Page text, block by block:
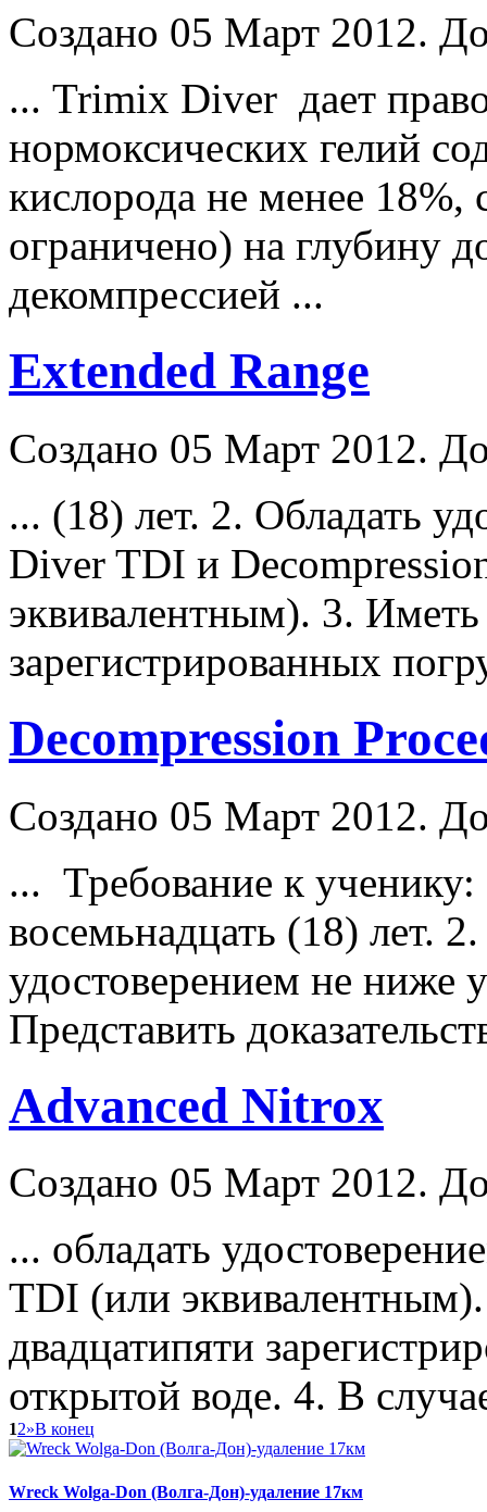
Создано 05 Март 2012.
... Trimix Diver дает
нормоксических гелий
кислорода не менее 18%,
ограничено) на глубину
декомпрессией ...
Extended Range
Создано 05 Март 2012.
... (18) лет. 2. Обладать
Diver TDI и
эквивалентным). 3.
зарегистрированных
Decompression
Создано 05 Март 2012.
... Требование к
восемьнадцать (18) лет.
удостоверением не ниже
Представить
Advanced Nitrox
Создано 05 Март 2012.
... обладать
TDI (или эквивалентным).
двадцатипяти
открытой воде. 4. В
12»В конец
Wreck Wolga-Don (Волга-Дон)-удаление 17км